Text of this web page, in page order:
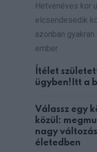
Hetvenéves kor
elcsendesedik
azonban
ember
Ítélet
ügyben!Itt a
Válassz egy
közül:
nagy
életedben